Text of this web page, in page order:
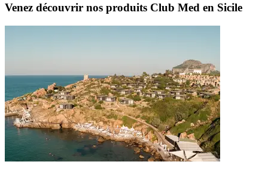
Venez découvrir nos produits Club Med en Sicile